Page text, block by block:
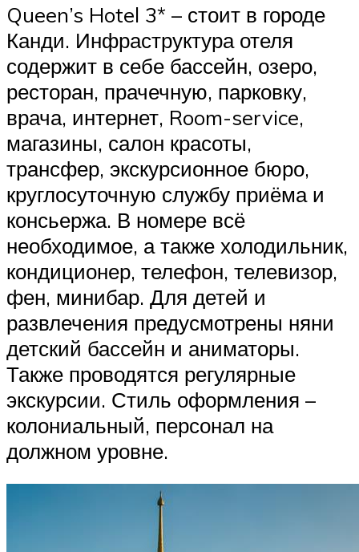
Queen’s Hotel 3* – стоит в городе
Канди. Инфраструктура отеля
содержит в себе бассейн, озеро,
ресторан, прачечную, парковку,
врача, интернет, Room-service,
магазины, салон красоты,
трансфер, экскурсионное бюро,
круглосуточную службу приёма и
консьержа. В номере всё
необходимое, а также холодильник,
кондиционер, телефон, телевизор,
фен, минибар. Для детей и
развлечения предусмотрены няни
детский бассейн и аниматоры.
Также проводятся регулярные
экскурсии. Стиль оформления –
колониальный, персонал на
должном уровне.